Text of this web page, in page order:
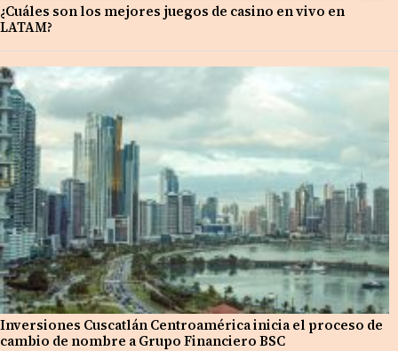
¿Cuáles son los mejores juegos de casino en vivo en
LATAM?
Inversiones Cuscatlán Centroamérica inicia el proceso de
cambio de nombre a Grupo Financiero BSC